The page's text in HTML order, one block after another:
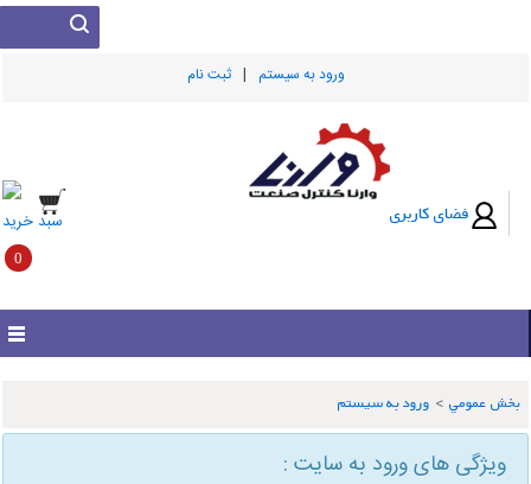
ورود به سيستم| ثبت نام
فضای کاربری سبد خرید
0
بخش عمومي> ورود به سیستم
ویژگی های ورود به سایت :